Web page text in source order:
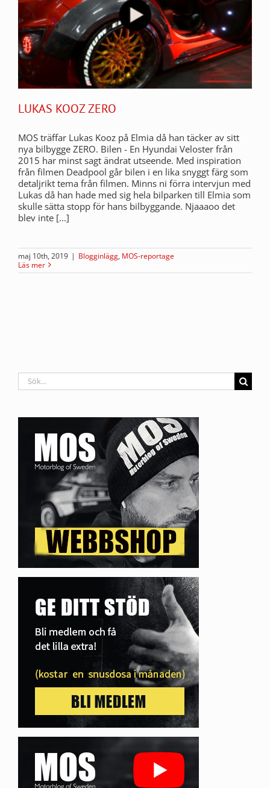
LUKAS KOOZ ZERO
MOS träffar Lukas Kooz på Elmia då han täcker av sitt
nya bilbygge ZERO. Bilen - En Hyundai Veloster från
2015 har minst sagt ändrat utseende. Med inspiration
från filmen Deadpool går bilen i en lika snyggt färg som
detaljrikt tema från filmen. Minns ni förra intervjun med
Lukas då han hade med sig hela bilparken till Elmia som
skulle sätta stopp för hans bilbyggande. Njaaaoo det
blev inte [...]
maj 10th, 2019 | Blogginlägg, MOS-reportage
Läs mer
Sök
efter: